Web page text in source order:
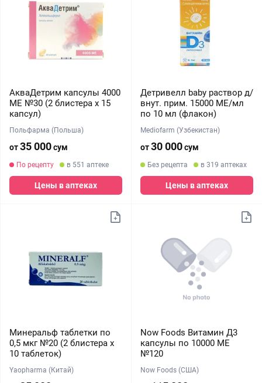
АкваДетрим капсулы 4000
МЕ №30 (2 блистера х 15
капсул)
Польфарма (Польша)
от35 000сум
По рецепту в 551 аптеке
Цены в аптеках
Детривелл baby раствор д/
внут. прим. 15000 МЕ/мл
по 10 мл (флакон)
Mediofarm (Узбекистан)
от30 000сум
Без рецепта в 319 аптеках
Цены в аптеках
Минеральф таблетки по
0,5 мкг №20 (2 блистера х
10 таблеток)
Yaopharma (Китай)
Now Foods Витамин Д3
капсулы по 10000 МЕ
№120
Now Foods (США)